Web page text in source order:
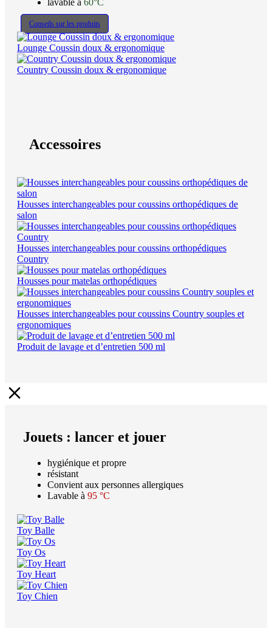
lavable à 60°C
Conseils sur les produits
Lounge Coussin doux & ergonomique
Country Coussin doux & ergonomique
Accessoires
Housses interchangeables pour coussins orthopédiques de
salon
Housses interchangeables pour coussins orthopédiques
Country
Housses pour matelas orthopédiques
Housses interchangeables pour coussins Country souples et
ergonomiques
Produit de lavage et d’entretien 500 ml
Jouets : lancer et jouer
hygiénique et propre
résistant
Convient aux personnes allergiques
Lavable à 95 °C
Toy Balle
Toy Os
Toy Heart
Toy Chien